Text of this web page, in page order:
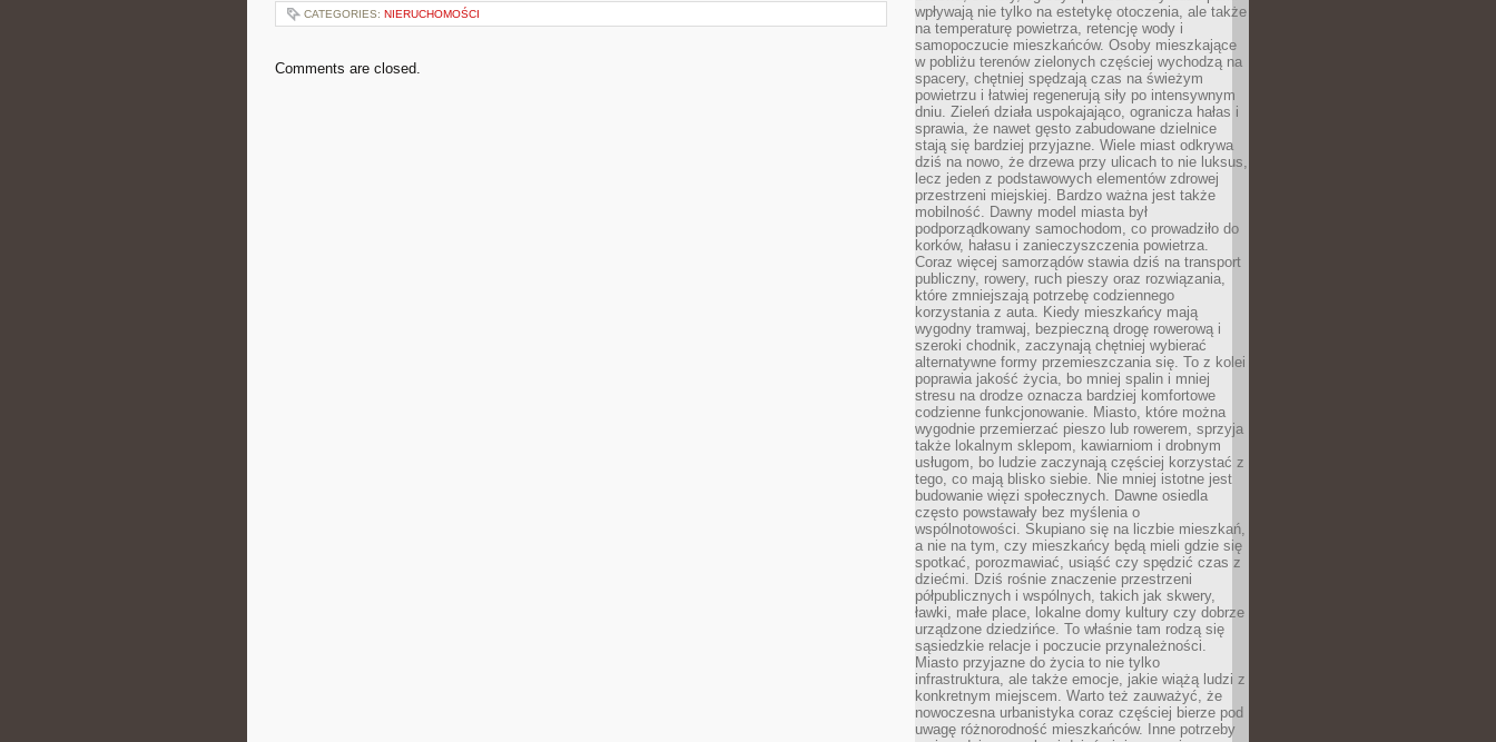
CATEGORIES: NIERUCHOMOŚCI
Comments are closed.
wpływają nie tylko na estetykę otoczenia, ale także
na temperaturę powietrza, retencję wody i
samopoczucie mieszkańców. Osoby mieszkające
w pobliżu terenów zielonych częściej wychodzą na
spacery, chętniej spędzają czas na świeżym
powietrzu i łatwiej regenerują siły po intensywnym
dniu. Zieleń działa uspokajająco, ogranicza hałas i
sprawia, że nawet gęsto zabudowane dzielnice
stają się bardziej przyjazne. Wiele miast odkrywa
dziś na nowo, że drzewa przy ulicach to nie luksus,
lecz jeden z podstawowych elementów zdrowej
przestrzeni miejskiej. Bardzo ważna jest także
mobilność. Dawny model miasta był
podporządkowany samochodom, co prowadziło do
korków, hałasu i zanieczyszczenia powietrza.
Coraz więcej samorządów stawia dziś na transport
publiczny, rowery, ruch pieszy oraz rozwiązania,
które zmniejszają potrzebę codziennego
korzystania z auta. Kiedy mieszkańcy mają
wygodny tramwaj, bezpieczną drogę rowerową i
szeroki chodnik, zaczynają chętniej wybierać
alternatywne formy przemieszczania się. To z kolei
poprawia jakość życia, bo mniej spalin i mniej
stresu na drodze oznacza bardziej komfortowe
codzienne funkcjonowanie. Miasto, które można
wygodnie przemierzać pieszo lub rowerem, sprzyja
także lokalnym sklepom, kawiarniom i drobnym
usługom, bo ludzie zaczynają częściej korzystać z
tego, co mają blisko siebie. Nie mniej istotne jest
budowanie więzi społecznych. Dawne osiedla
często powstawały bez myślenia o
wspólnotowości. Skupiano się na liczbie mieszkań,
a nie na tym, czy mieszkańcy będą mieli gdzie się
spotkać, porozmawiać, usiąść czy spędzić czas z
dziećmi. Dziś rośnie znaczenie przestrzeni
półpublicznych i wspólnych, takich jak skwery,
ławki, małe place, lokalne domy kultury czy dobrze
urządzone dziedzińce. To właśnie tam rodzą się
sąsiedzkie relacje i poczucie przynależności.
Miasto przyjazne do życia to nie tylko
infrastruktura, ale także emocje, jakie wiążą ludzi z
konkretnym miejscem. Warto też zauważyć, że
nowoczesna urbanistyka coraz częściej bierze pod
uwagę różnorodność mieszkańców. Inne potrzeby